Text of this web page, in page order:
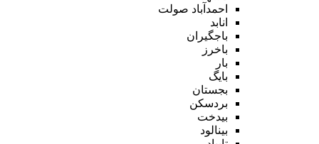
احمدآباد صولت
انابد
باجگیران
باخرز
بار
بایگ
بجستان
بردسکن
بیدخت
بینالود